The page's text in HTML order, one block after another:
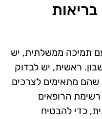
בריאות
תמיכה ממשלתית, יש
ראשית, יש לבדוק
שהם מתאימים לצרכים
הרופאים
כדי להבטיח